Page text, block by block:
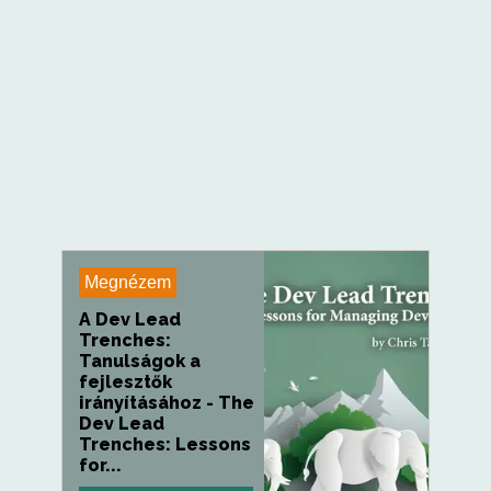
Megnézem
A Dev Lead
Trenches:
Tanulságok a
fejlesztők
irányításához - The
Dev Lead
Trenches: Lessons
for...